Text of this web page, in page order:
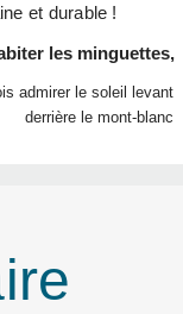
et durable !
les minguettes,
admirer le soleil levant
derrière le mont-blanc